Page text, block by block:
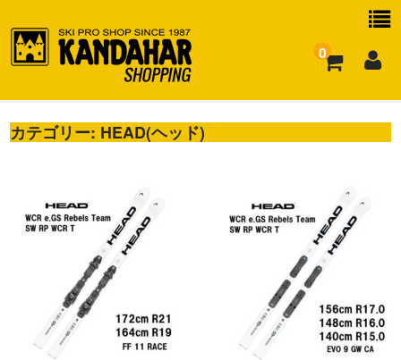
0
お買い物ガイド
カテゴリー: HEAD(ヘッド)